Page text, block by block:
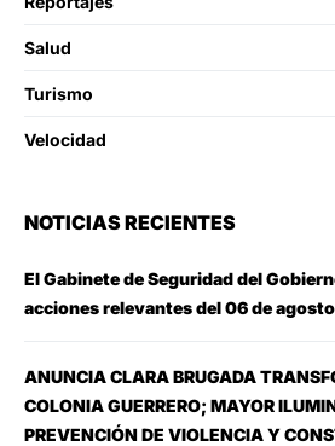
Salud
Turismo
Velocidad
NOTICIAS RECIENTES
El Gabinete de Seguridad del
acciones relevantes del 06 de
ANUNCIA CLARA BRUGADA
COLONIA GUERRERO; MAYOR
PREVENCIÓN DE VIOLENCIA Y